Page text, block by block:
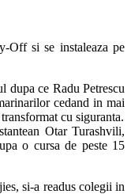
Off si se instaleaza pe
dupa ce Radu Petrescu
cedand in mai
cu siguranta.
Otar Turashvili,
o cursa de peste 15
si-a readus colegii in